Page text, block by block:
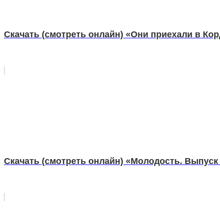
Скачать (смотреть онлайн) «Они приехали в
Скачать (смотреть онлайн) «Молодость. Выпуск